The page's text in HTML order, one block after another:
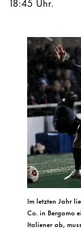
Im letzten Jahr
Co. in Bergamo
Italiener ab,